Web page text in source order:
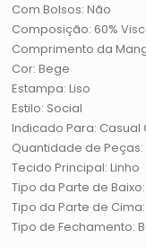
Com Bolsos: Não
Composição: 60%
Comprimento da
Cor: Bege
Estampa: Liso
Estilo: Social
Indicado Para: Casual
Quantidade de Peças:
Tecido Principal: Linho
Tipo da Parte de
Tipo da Parte de
Tipo de Fechamento: